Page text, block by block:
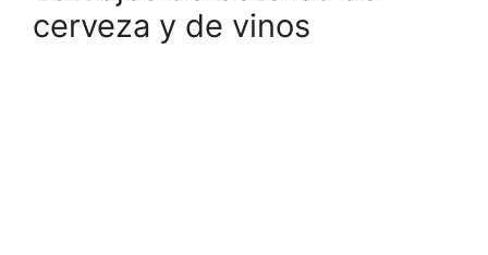
cerveza y de vinos